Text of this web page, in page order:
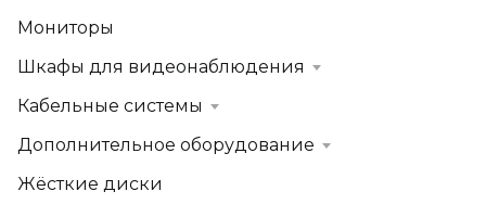
Мониторы
Шкафы для видеонаблюдения
Кабельные системы
Дополнительное оборудование
Жёсткие диски